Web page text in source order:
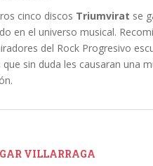
cinco discos Triumvirat se
en el universo musical.
del Rock Progresivo
sin duda les causaran una
VILLARRAGA